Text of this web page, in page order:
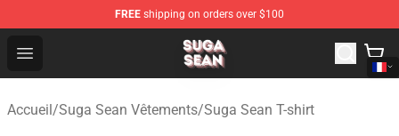
FREE shipping on orders over $100
Open menu
Suga Sean Shop - Official Suga Sean Merchandise Store
Accueil/Suga Sean Vêtements/Suga Sean T-shirt